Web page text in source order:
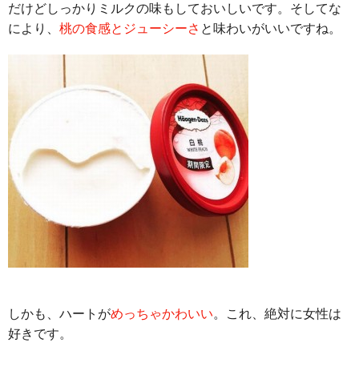
だけどしっかりミルクの味もしておいしいです。そしてな
により、 桃の食感とジューシーさ と味わいがいいですね。
しかも、ハートがめっちゃかわいい。これ、絶対に女性は
好きです。